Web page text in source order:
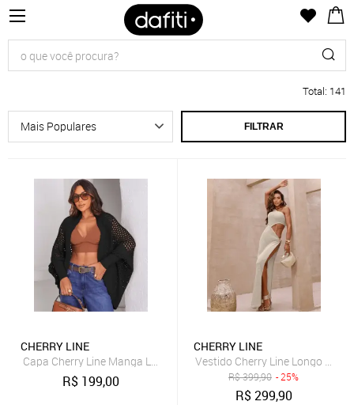
Total: 141
FILTRAR
CHERRY LINE
Capa Cherry Line Manga Longa Punho Canelado trama aberta
R$ 199,00
CHERRY LINE
Vestido Cherry Line Longo
R$399,90 - 25%
R$299,90